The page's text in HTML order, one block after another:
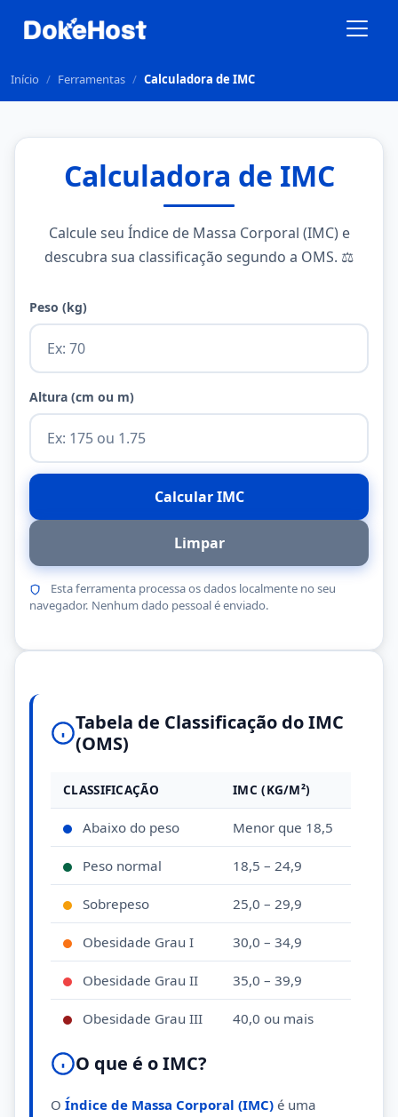
Início / Ferramentas / Calculadora de IMC
Calculadora de IMC
Calcule seu Índice de Massa Corporal (IMC) e
descubra sua classificação segundo a OMS. ⚖️
Peso (kg)
Altura (cm ou m)
Calcular IMC
Limpar
Esta ferramenta processa os dados localmente no seu
navegador. Nenhum dado pessoal é enviado.
Tabela de Classificação do IMC
(OMS)
CLASSIFICAÇÃO IMC (KG/M²)
Abaixo do peso Menor que 18,5
Peso normal 18,5 – 24,9
Sobrepeso 25,0 – 29,9
Obesidade Grau I 30,0 – 34,9
Obesidade Grau II 35,0 – 39,9
Obesidade Grau III 40,0 ou mais
O que é o IMC?
O Índice de Massa Corporal (IMC) é uma